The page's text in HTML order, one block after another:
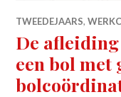
TWEEDEJAARS,
De afleiding
een bol